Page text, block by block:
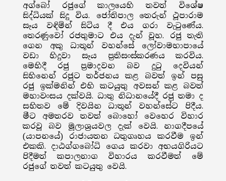
අග්බෝ රජුගේ කාලයෙහි තවත් විශේෂ
සිද්ධියක් සිදු විය. ජෝතිපාල තෙරුන් ථූපාරාම
සෑය වඳිමින් සිටිය දී එය ගරා වැටුණේය.
තෙරණුවෝ රජතුමාට එය දැන් වූහ. රජු තැති
ගෙන අකු ධාතූන් වහන්සේ ලෝවාමහාපායේ
වඩා හිදුවා සෑය ප්‍රතිසංස්කරණය කරවිය.
මෙහිදී රජු ප්‍රමාදවන බව දුටු දෙවියන්
සිහිනෙන් රජුට තර්ජනය කළ බවත් ඉන් පසු
රජු ඉක්මනින් එහි කටයුතු අවසන් කළ බවත්
මහාවංසය දක්වයි. ධාතු නිධානයේදී රජු තමා ද
සහිතව මේ දිවයින ධාතූන් වහන්සේට පිදීය.
මීට අමතරව තවත් බොහෝ වෙහෙර විහාර
කරවූ බව මූලාශ්‍රයවල දැක් වෙයි. නාගදීපයේ
(යාපනයේ) රාජායතන ධතුගෘහය කරවීම ඉන්
එකකි. දාඨග්ගබෝධි ගෙය කරවා අභයගිරියට
පිදීමත් කපාලනාග විහාරය කරවීමත් මේ
රජුගේ තවත් කටයුතු වෙයි.